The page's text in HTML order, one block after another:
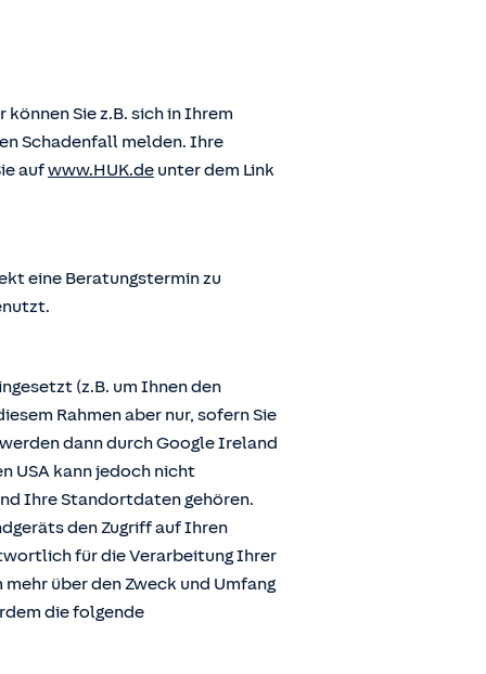
Sie z.B. sich in Ihrem
Schadenfall melden. Ihre
aufwww.HUK.de unter dem Link
eine Beratungstermin zu
(z.B. um Ihnen den
Rahmen aber nur, sofern Sie
dann durch Google Ireland
USA kann jedoch nicht
Ihre Standortdaten gehören.
den Zugriff auf Ihren
für die Verarbeitung Ihrer
über den Zweck und Umfang
die folgende